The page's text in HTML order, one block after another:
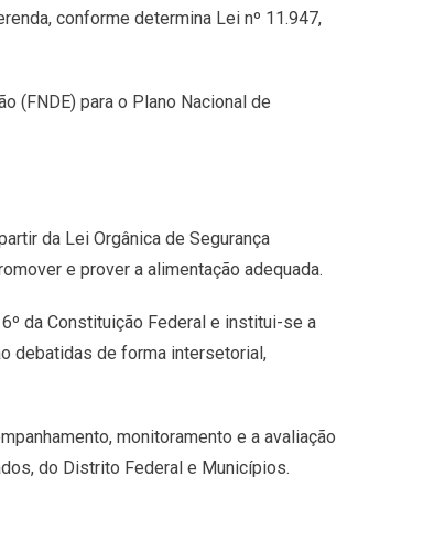
conforme determina Lei nº 11.947,
(FNDE) para o Plano Nacional de
da Lei Orgânica de Segurança
e prover a alimentação adequada.
da Constituição Federal e institui-se a
debatidas de forma intersetorial,
monitoramento e a avaliação
do Distrito Federal e Municípios.